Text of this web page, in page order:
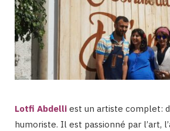
Lotfi Abdelli est un artiste complet:
humoriste. Il est passionné par l’art,